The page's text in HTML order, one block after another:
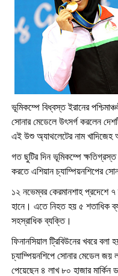
ভূমিকম্পে বিধ্বস্ত ইরানের
সোনার মেডেলে উৎসর্গ করলেন
এই উশু অ্যাথলেটের নাম
গত ছুটির দিন ভূমিকম্পে
করতে এশিয়ান চ্যাম্পিয়নশিপের
১২ নভেম্বর কেরমানশাহ প্রদেশে
হানে। এতে নিহত হয় ৫
সহস্রাধিক ব্যক্তি।
ফিনানসিয়াল ট্রিবিউনের খবরে
চ্যাম্পিয়নশিপে সোনার মেডেল জয়
পেয়েছেন ৪ লাখ ৮০ হাজার